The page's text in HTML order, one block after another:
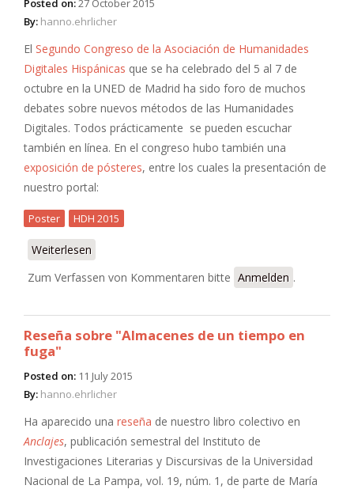
By: hanno.ehrlicher
El Segundo Congreso de la Asociación de Humanidades
Digitales Hispánicas que se ha celebrado del 5 al 7 de
octubre en la UNED de Madrid ha sido foro de muchos
debates sobre nuevos métodos de las Humanidades
Digitales. Todos prácticamente se pueden escuchar
también en línea. En el congreso hubo también una
exposición de pósteres, entre los cuales la presentación de
nuestro portal:
Poster HDH 2015
Weiterlesen
Zum Verfassen von Kommentaren bitte Anmelden .
Reseña sobre "Almacenes de un tiempo en
fuga"
Posted on: 11 July 2015
By: hanno.ehrlicher
Ha aparecido una reseña de nuestro libro colectivo en
Anclajes, publicación semestral del Instituto de
Investigaciones Literarias y Discursivas de la Universidad
Nacional de La Pampa, vol. 19, núm. 1, de parte de María